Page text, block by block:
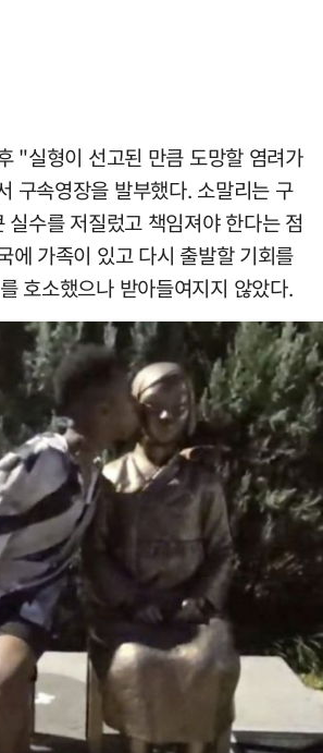
"실형이 선고된 만큼 도망할 염려가
구속영장을 발부했다. 소말리는 구
수를 저질렀고 책임져야 한다는 점
에 가족이 있고 다시 출발할 기회를
호소했으나 받아들여지지 않았다.